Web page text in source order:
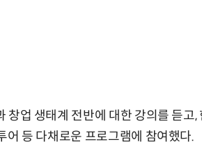
업 생태계 전반에 대한 강의를 듣고,
어 등 다채로운 프로그램에 참여했다.